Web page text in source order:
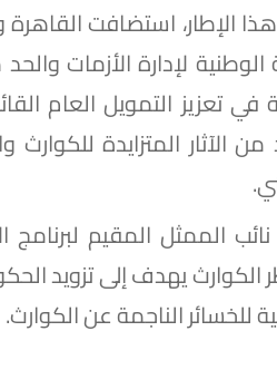
الإطار، استضافت
الوطنية لإدارة الأزمات
في تعزيز التمويل العام
من الآثار المتزايدة
الممثل المقيم
الكوارث يهدف إلى تزويد
للخسائر الناجمة عن الكوارث.